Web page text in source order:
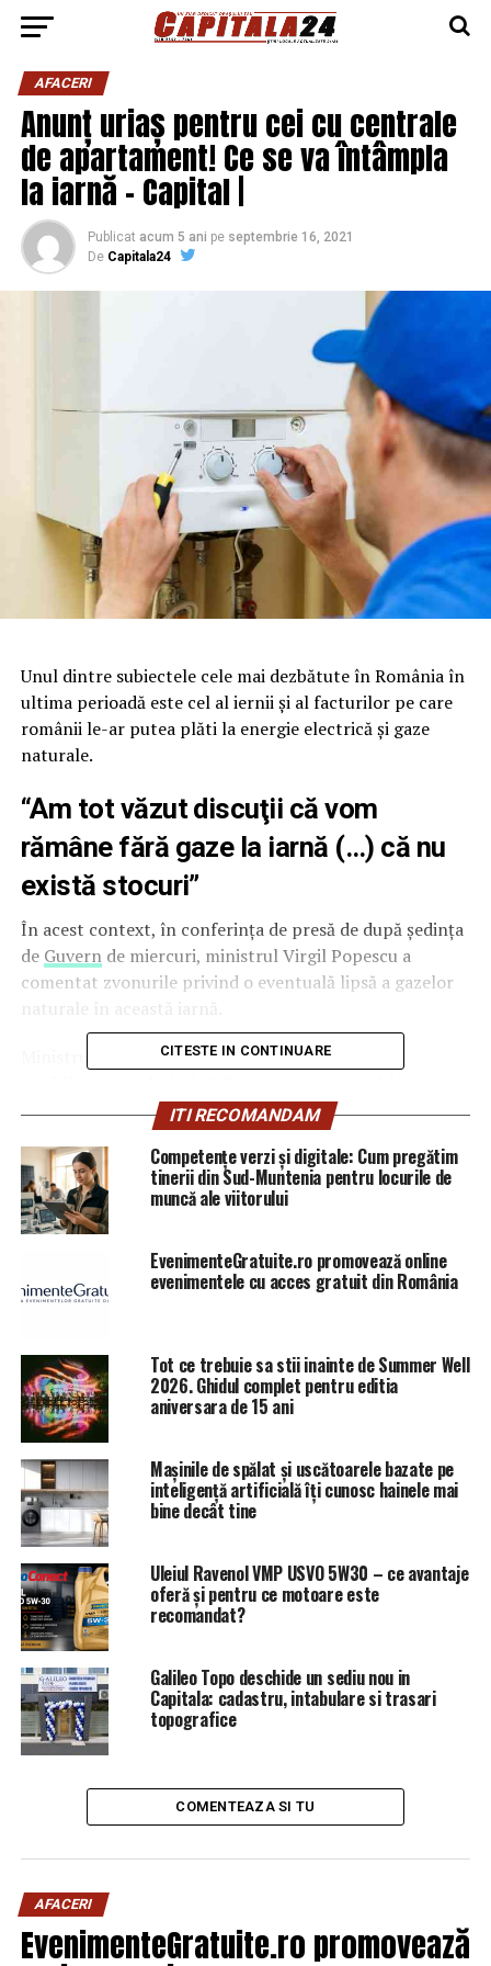
AFACERI
Anunț uriaș pentru cei cu centrale
de apartament! Ce se va întâmpla
la iarnă – Capital |
Publicat acum 5 ani pe septembrie 16, 2021
De Capitala24
Unul dintre subiectele cele mai dezbătute în România în
ultima perioadă este cel al iernii şi al facturilor pe care
românii le-ar putea plăti la energie electrică şi gaze
naturale.
“Am tot văzut discuţii că vom
rămâne fără gaze la iarnă (…) că nu
există stocuri”
În acest context, în conferinţa de presă de după şedinţa
de Guvernde miercuri, ministrul Virgil Popescu a
comentat zvonurile privind o eventuală lipsă a gazelor
naturale în această iarnă.
Ministrul Energiei a infirmat categoric această
stocurile de gaze.
“Am tot văzut discuţii că
vom rămâne fără gaze la
iarnă. Infirm categoric aşa
ceva. Am văzut discuţii că
nu există
unde au văzut colegii mei
din zona de energie că nu
avem stocuri, în condiţiile
în care azi în Romania
avem stocuri la 70% din
capacitatea maximă.
Când am avut capacitate
maximă, am rămas cu mai
mult de o treime din
capacitate în pământ. Deci
nu avem probleme cu
depozitele degaze
naturale”, a declarat,
miercuri, Virgil Popescu.
Facturile la gaze, subvenţionate cu
CITESTE IN CONTINUARE
ITI RECOMANDAM
Competențe verzi și digitale: Cum pregătim
tinerii din Sud-Muntenia pentru locurile de
muncă ale viitorului
EvenimenteGratuite.ro promovează online
evenimentele cu acces gratuit din România
Tot ce trebuie sa stii inainte de Summer Well
2026. Ghidul complet pentru editia
aniversara de 15 ani
Mașinile de spălat și uscătoarele bazate pe
inteligență artificială îți cunosc hainele mai
bine decât tine
Uleiul Ravenol VMP USVO 5W30 – ce avantaje
oferă și pentru ce motoare este
recomandat?
Galileo Topo deschide un sediu nou in
Capitala: cadastru, intabulare si trasari
topografice
COMENTEAZA SI TU
AFACERI
EvenimenteGratuite.ro promovează